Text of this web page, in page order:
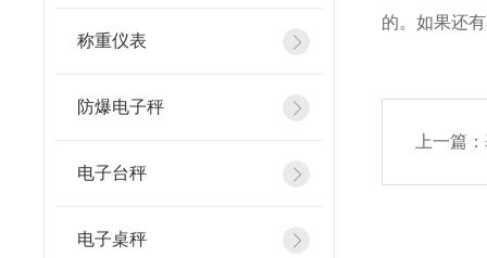
称重仪表
防爆电子秤
电子台秤
电子桌秤
的。如果还
上一篇：